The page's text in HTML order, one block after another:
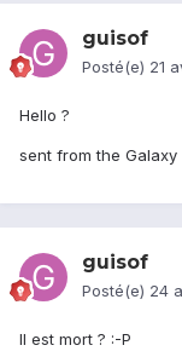
guisof
Posté(e) 21
Hello ?
sent from the Galaxy
guisof
Posté(e) 24
Il est mort ? :-P